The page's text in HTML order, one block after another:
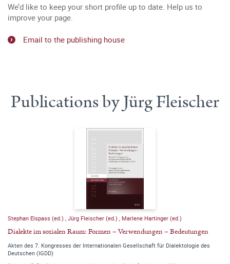
We’d like to keep your short profile up to date. Help us to
improve your page.
Email to the publishing house
Publications by Jürg Fleischer
Stephan Elspass (ed.) Jürg Fleischer (ed.) Marlene Hartinger (ed.)
Dialekte im sozialen Raum: Formen – Verwendungen – Bedeutungen
Akten des 7. Kongresses der Internationalen Gesellschaft für Dialektologie des
Deutschen (IGDD)